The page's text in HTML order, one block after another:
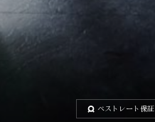
ベストレート保証